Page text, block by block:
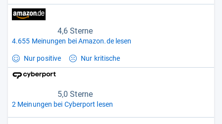
4,6 Sterne
4.655 Meinungen bei Amazon.de lesen
Nur positive Nur kritische
5,0 Sterne
2 Meinungen bei Cyberport lesen